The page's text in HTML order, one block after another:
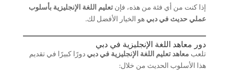
إذا كنت من أي فئة من هذه، فإنتعليم اللغة الإنجليزية بأسلوب
عملي حديث في دبيهو الخيار الأفضل لك.
دور معاهد اللغة الإنجليزية في دبي
تلعبمعاهد تعليم اللغة الإنجليزية في دبيدورًا كبيرًا في تقديم
هذا الأسلوب الحديث من خلال: